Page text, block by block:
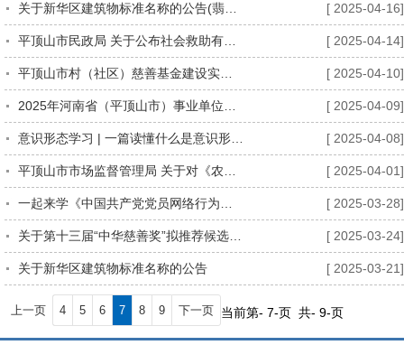
[ 2025-04-16]
[ 2025-04-14]
[ 2025-04-10]
[ 2025-04-09]
[ 2025-04-08]
[ 2025-04-01]
[ 2025-03-28]
[ 2025-03-24]
关于新华区建筑物标准名称的公告 [ 2025-03-21]
当前第- 7-页 共- 9-页
上一页 4 5 6 7 8 9 下一页